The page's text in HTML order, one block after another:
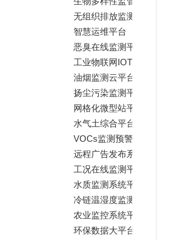
无组织排放监测平台
智慧运维平台
恶臭在线监测平台
工业物联网IOT云平台
油烟监测云平台
扬尘污染监测平台
网格化微型站平台
水气土综合平台
VOCs监测预警平台
远程广告发布系统
工况在线监测平台
水质监测系统平台
冷链温湿度监测平台
农业监控系统平台
环保数据大平台